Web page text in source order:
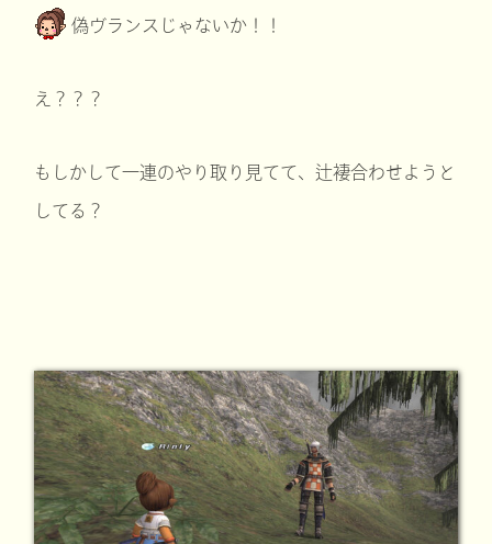
偽ヴランスじゃないか！！
え？？？
もしかして一連のやり取り見てて、辻褄合わせようと
してる？